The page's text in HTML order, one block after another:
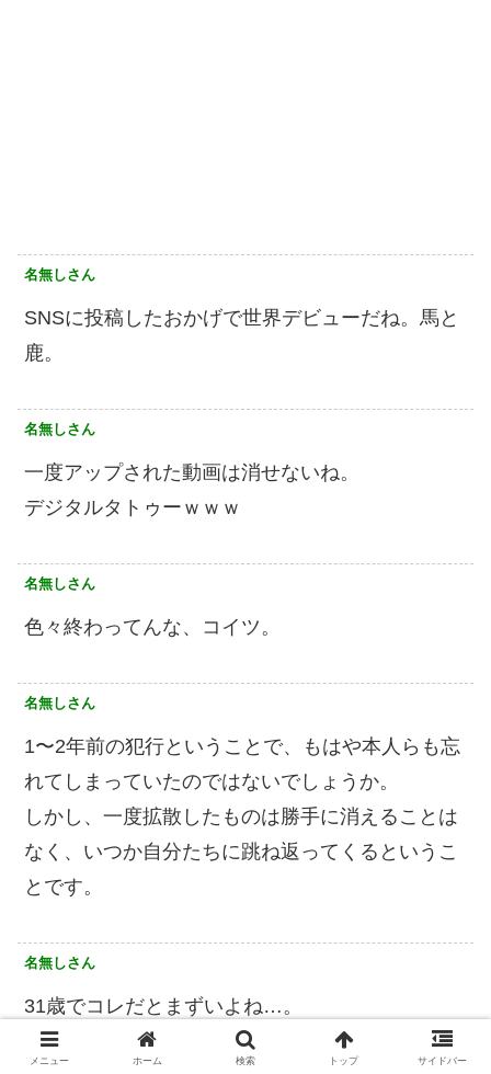
名無しさん
SNSに投稿したおかげで世界デビューだね。馬と
鹿。
名無しさん
一度アップされた動画は消せないね。
デジタルタトゥーｗｗｗ
名無しさん
色々終わってんな、コイツ。
名無しさん
1〜2年前の犯行ということで、もはや本人らも忘
れてしまっていたのではないでしょうか。
しかし、一度拡散したものは勝手に消えることは
なく、いつか自分たちに跳ね返ってくるというこ
とです。
名無しさん
31歳でコレだとまずいよね…。
メニュー ホーム 検索 トップ サイドバー